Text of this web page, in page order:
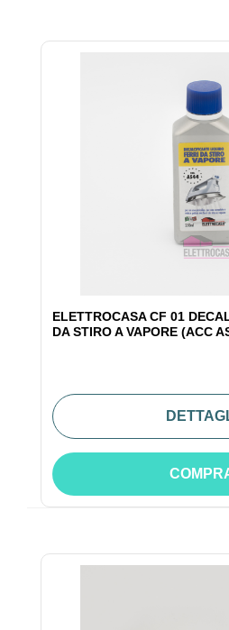
ELETTROCASA CF 01
DA STIRO A VAPORE (ACC